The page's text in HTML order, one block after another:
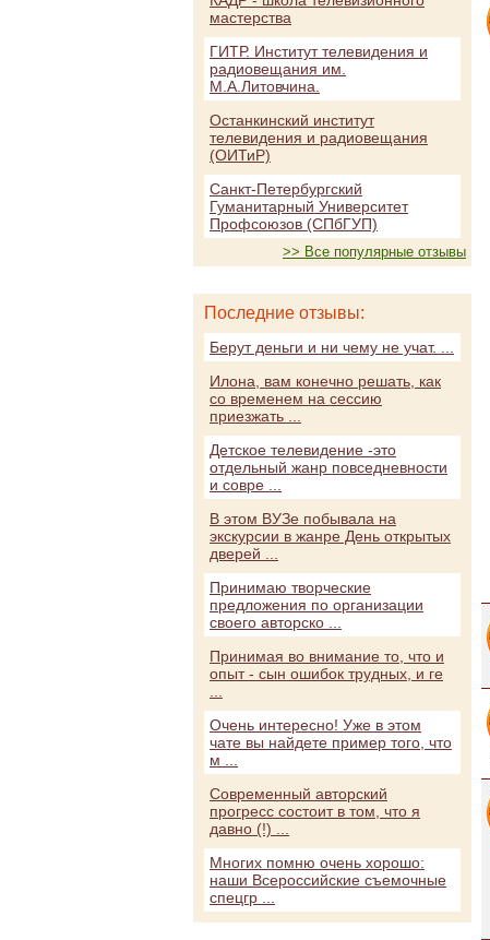
мастерства
ГИТР. Институт телевидения и
радиовещания им.
М.А.Литовчина.
Останкинский институт
телевидения и радиовещания
(ОИТиР)
Санкт-Петербургский
Гуманитарный Университет
Профсоюзов (СПбГУП)
>> Все популярные отзывы
Последние отзывы:
Берут деньги и ни чему не учат. ...
Илона, вам конечно решать, как
со временем на сессию
приезжать ...
Детское телевидение -это
отдельный жанр повседневности
и совре ...
В этом ВУЗе побывала на
экскурсии в жанре День открытых
дверей ...
Принимаю творческие
предложения по организации
своего авторско ...
Принимая во внимание то, что и
опыт - сын ошибок трудных, и ге
Очень интересно! Уже в этом
чате вы найдете пример того, что
м ...
Современный авторский
прогресс состоит в том, что я
давно (!) ...
Многих помню очень хорошо:
наши Всероссийские съемочные
спецгр ...